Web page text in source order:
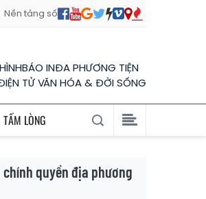
Nền tảng số
BÁO INĐA PHƯƠNG TIỆN
TỬ VĂN HÓA & ĐỜI SỐNG
TẤM LÒNG
chính quyền địa phương